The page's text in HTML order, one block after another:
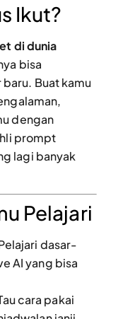
Ikut?
di dunia
bisa
Buat kamu
dengan
prompt
lagi banyak
Pelajari
dasar-
AI yang bisa
cara pakai